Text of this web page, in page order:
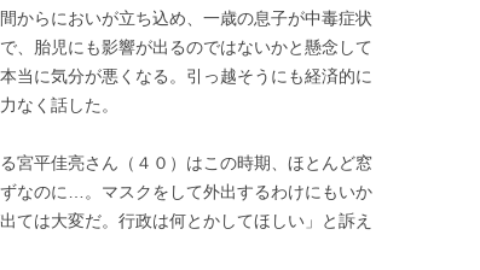
からにおいが立ち込め、一歳の息子が中毒症状
、胎児にも影響が出るのではないかと懸念して
当に気分が悪くなる。引っ越そうにも経済的に
なく話した。
宮平佳亮さん（４０）はこの時期、ほとんど窓
なのに…。マスクをして外出するわけにもいか
ては大変だ。行政は何とかしてほしい」と訴え